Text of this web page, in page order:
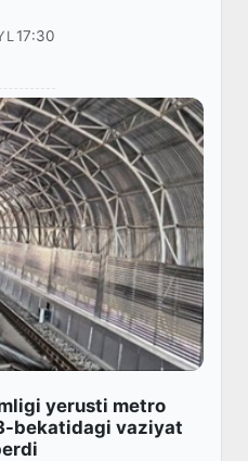
17:30
yerusti metro
bekatidagi vaziyat